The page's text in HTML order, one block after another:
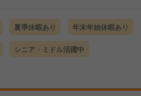
夏季休暇あり 年末年始休暇あり
シニア・ミドル活躍中